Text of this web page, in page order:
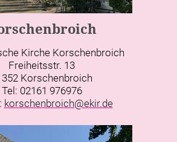
Kirche Korschenbroich
Freiheitsstr. 13
Korschenbroich
Tel: 02161 976976
korschenbroich@ekir.de